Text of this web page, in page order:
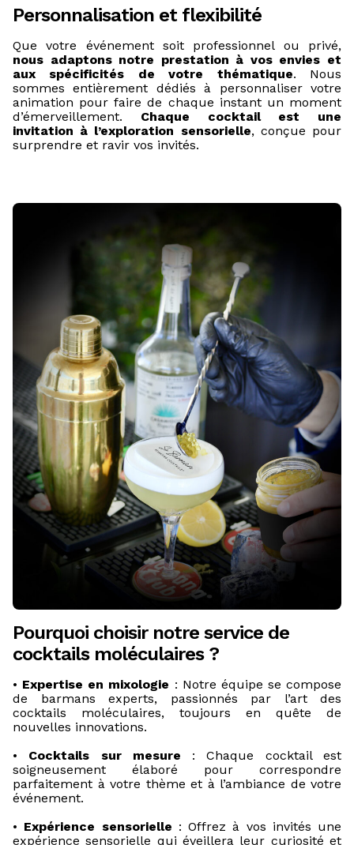
Personnalisation et flexibilité
Que votre événement soit professionnel ou privé,
nous adaptons notre prestation à vos envies et
aux spécificités de votre thématique. Nous
sommes entièrement dédiés à personnaliser votre
animation pour faire de chaque instant un moment
d’émerveillement. Chaque cocktail est une
invitation à l’exploration sensorielle, conçue pour
surprendre et ravir vos invités.
Pourquoi choisir notre service de
cocktails moléculaires ?
• Expertise en mixologie : Notre équipe se compose
de barmans experts, passionnés par l’art des
cocktails moléculaires, toujours en quête de
nouvelles innovations.
• Cocktails sur mesure : Chaque cocktail est
soigneusement élaboré pour correspondre
parfaitement à votre thème et à l’ambiance de votre
événement.
• Expérience sensorielle : Offrez à vos invités une
expérience sensorielle qui éveillera leur curiosité et